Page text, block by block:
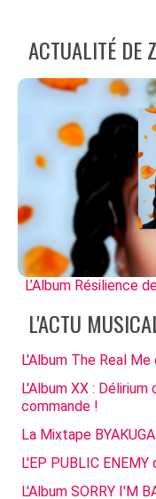
ACTUALITÉ DE
L’Album Résilience
L'ACTU
L'Album The Real
L'Album XX :
commande !
La Mixtape
L'EP PUBLIC
L'Album SORRY I'M